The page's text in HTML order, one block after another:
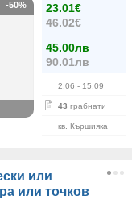
23.01€
46.02€
45.00лв
90.01лв
2.06 - 15.09
43 грабнати
кв. Кършияка
-50%
или
или точков